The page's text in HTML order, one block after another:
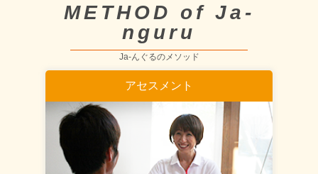
METHOD of Ja-
nguru
Ja-んぐるのメソッド
アセスメント